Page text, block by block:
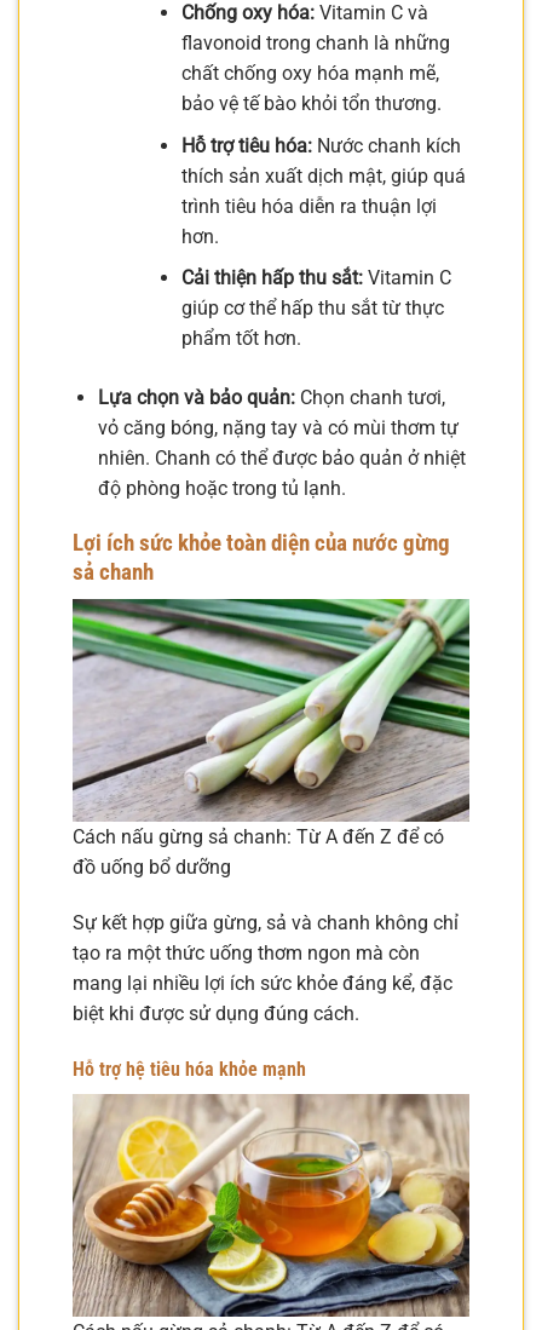
Chống oxy hóa:Vitamin C và
flavonoid trong chanh là những
chất chống oxy hóa mạnh mẽ,
bảo vệ tế bào khỏi tổn thương.
Hỗ trợ tiêu hóa:Nước chanh kích
thích sản xuất dịch mật, giúp quá
trình tiêu hóa diễn ra thuận lợi
hơn.
Cải thiện hấp thu sắt:Vitamin C
giúp cơ thể hấp thu sắt từ thực
phẩm tốt hơn.
Lựa chọn và bảo quản:Chọn chanh tươi,
vỏ căng bóng, nặng tay và có mùi thơm tự
nhiên. Chanh có thể được bảo quản ở nhiệt
độ phòng hoặc trong tủ lạnh.
Lợi ích sức khỏe toàn diện của nước gừng
sả chanh
Cách nấu gừng sả chanh: Từ A đến Z để có
đồ uống bổ dưỡng
Sự kết hợp giữa gừng, sả và chanh không chỉ
tạo ra một thức uống thơm ngon mà còn
mang lại nhiều lợi ích sức khỏe đáng kể, đặc
biệt khi được sử dụng đúng cách.
Hỗ trợ hệ tiêu hóa khỏe mạnh